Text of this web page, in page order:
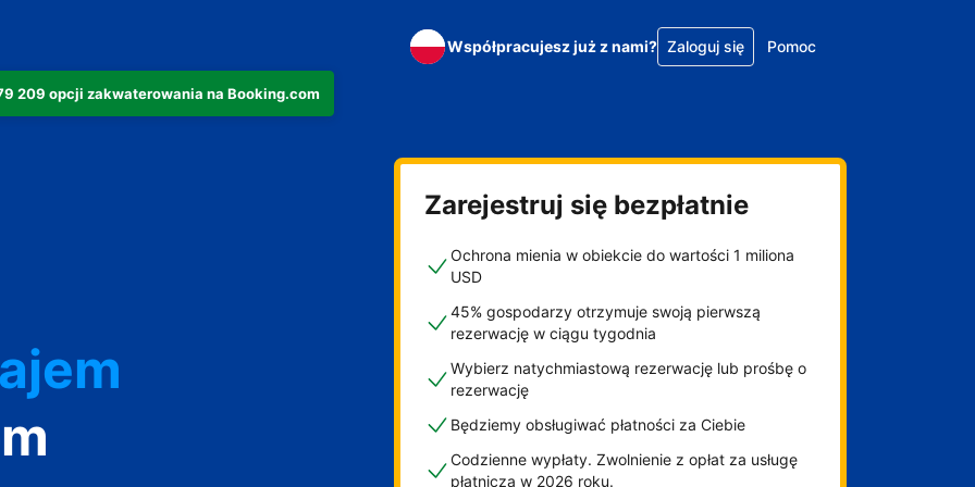
209 opcji zakwaterowania na Booking.com
Współpracujesz już z nami? Zaloguj się Pomoc
Zarejestruj się bezpłatnie
Ochrona mienia w obiekcie do wartości 1 miliona
USD
45% gospodarzy otrzymuje swoją pierwszą
rezerwację w ciągu tygodnia
Wybierz natychmiastową rezerwację lub prośbę o
rezerwację
Będziemy obsługiwać płatności za Ciebie
Codzienne wypłaty. Zwolnienie z opłat za usługę
płatniczą w 2026 roku.